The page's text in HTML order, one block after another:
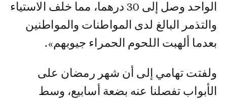
الواحد وصل إلى 30 درهما، مما خلف الاستياء
والتذمر البالغ لدى المواطنات والمواطنين
بعدما ألهبت اللحوم الحمراء جيوبهم».
ولفتت تهامي إلى أن شهر رمضان على
الأبواب تفصلنا عنه بضعة أسابيع، وسط